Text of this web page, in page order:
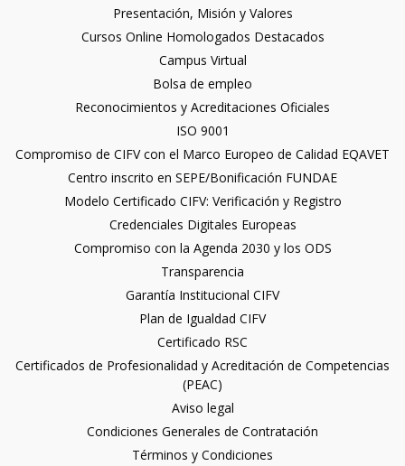
Presentación, Misión y Valores
Cursos Online Homologados Destacados
Campus Virtual
Bolsa de empleo
Reconocimientos y Acreditaciones Oficiales
ISO 9001
Compromiso de CIFV con el Marco Europeo de Calidad EQAVET
Centro inscrito en SEPE/Bonificación FUNDAE
Modelo Certificado CIFV: Verificación y Registro
Credenciales Digitales Europeas
Compromiso con la Agenda 2030 y los ODS
Transparencia
Garantía Institucional CIFV
Plan de Igualdad CIFV
Certificado RSC
Certificados de Profesionalidad y Acreditación de Competencias
(PEAC)
Aviso legal
Condiciones Generales de Contratación
Términos y Condiciones